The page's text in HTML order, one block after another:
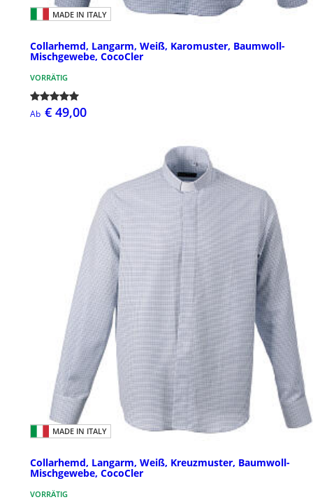
MADE IN ITALY
Collarhemd, Langarm, Weiß, Karomuster, Baumwoll-
Mischgewebe, CocoCler
VORRÄTIG
Ab € 49,00
MADE IN ITALY
Collarhemd, Langarm, Weiß, Kreuzmuster, Baumwoll-
Mischgewebe, CocoCler
VORRÄTIG